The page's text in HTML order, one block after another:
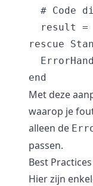
# Code
result =
rescue
end
Met deze
waarop je
alleen de
passen.
Best
Hier zijn